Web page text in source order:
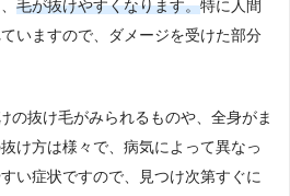
毛が抜けやすくなります。特に人間
いますので、ダメージを受けた部分
の抜け毛がみられるものや、全身がま
け方は様々で、病気によって異なっ
い症状ですので、見つけ次第すぐに